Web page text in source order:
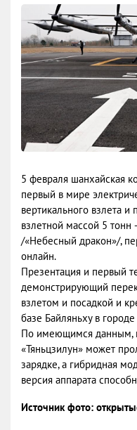
5 февраля шанхайская
первый в мире
вертикального взлета
взлетной массой 5 тонн
/«Небесный дракон»/,
онлайн.
Презентация и первый
демонстрирующий
взлетом и посадкой и
базе Байляньху в
По имеющимся данным,
«Тяньцзилун» может
зарядке, а гибридная
версия аппарата
Источник фото: